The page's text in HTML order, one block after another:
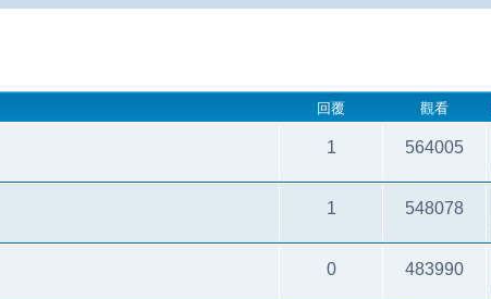
回覆 觀看
1 564005
1 548078
0 483990